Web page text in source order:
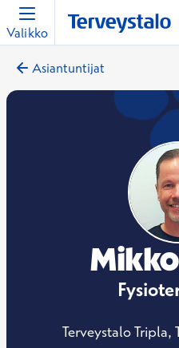
Valikko
Asiantuntijat
Terveystalo Tripla,